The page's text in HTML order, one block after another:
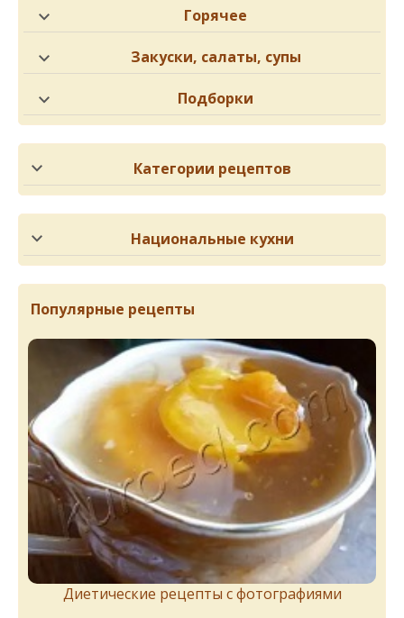
Горячее
Закуски, салаты, супы
Подборки
Категории рецептов
Национальные кухни
Популярные рецепты
Диетические рецепты с фотографиями